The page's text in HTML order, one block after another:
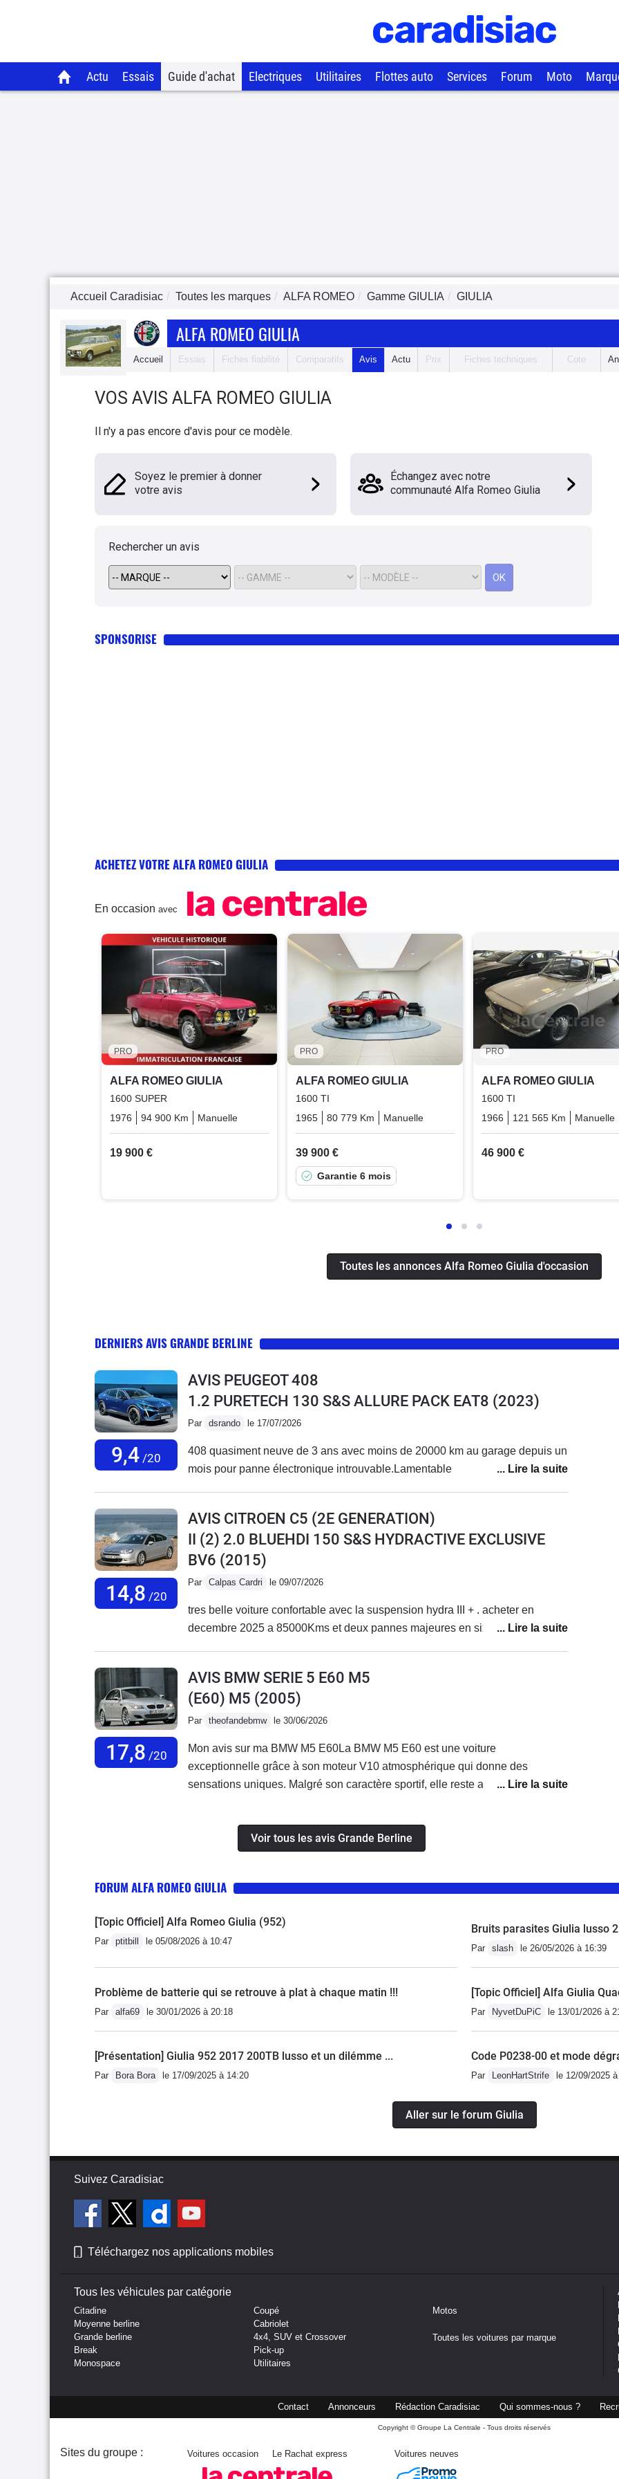
Actu Essais Guide d'achat Electriques Utilitaires Flottes auto Services Forum Moto
Accueil Caradisiac Toutes les marques ALFA ROMEO Gamme GIULIA GIULIA
ALFA ROMEO GIULIA
Accueil Essais Fiches fiabilité Comparatifs Avis Actu Prix Fiches techniques Cote
VOS AVIS ALFA ROMEO GIULIA
Il n'y a pas encore d'avis pour ce modèle.
Soyez le premier à donner
votre avis
Échangez avec notre
communauté Alfa Romeo Giulia
Rechercher un avis
OK
SPONSORISE
ACHETEZ VOTRE ALFA ROMEO GIULIA
En occasion avec
PRO
ALFA ROMEO GIULIA
1600 SUPER
1976
94 900 Km Manuelle
19 900 €
PRO
ALFA ROMEO GIULIA
1600 TI
1965
80 779 Km Manuelle
39 900 €
Garantie 6 mois
PRO
ALFA ROMEO GIULIA
1600 TI
1966
121 565 Km Manuelle
46 900 €
Toutes les annonces Alfa Romeo Giulia d'occasion
DERNIERS AVIS GRANDE BERLINE
9,4 /20
AVIS PEUGEOT 408
1.2 PURETECH 130 S&S ALLURE PACK EAT8 (2023)
Par dsrando le 17/07/2026
408 quasiment neuve de 3 ans avec moins de 20000 km au garage depuis un
mois pour panne électronique introuvable.Lamentable
14,8 /20
AVIS CITROEN C5 (2E GENERATION)
II (2) 2.0 BLUEHDI 150 S&S HYDRACTIVE EXCLUSIVE
BV6 (2015)
Par Calpas Cardri le 09/07/2026
tres belle voiture confortable avec la suspension hydra III + . acheter en
decembre 2025 a 85000Kms et deux pannes majeures en six mois .
17,8 /20
AVIS BMW SERIE 5 E60 M5
(E60) M5 (2005)
Par theofandebmw le 30/06/2026
Mon avis sur ma BMW M5 E60La BMW M5 E60 est une voiture
exceptionnelle grâce à son moteur V10 atmosphérique qui donne des
sensations uniques. Malgré son caractère sportif, elle reste agréable à utiliser
cela n’enlève pas le plaisir de conduire cette voiture.La consommation réelle
modèle, j’apprécie particulièrement l’intérieur blanc qui apporte une
rappelle la sportivité de ce modèle.Le principal défaut que je trouve
insupportable est la boîte de vitesses SMG7, qui peut être lente dans
certaines situations et moins agréable qu’une boîte plus moderne.Malgré ses
mythique et un caractère qu’on retrouve rarement aujourd’hui.
Voir tous les avis Grande Berline
FORUM ALFA ROMEO GIULIA
[Topic Officiel] Alfa Romeo Giulia (952)
Par ptitbill le 05/08/2026 à 10:47
Bruits parasites Giulia lusso
Par slash le 26/05/2026 à 16:39
Problème de batterie qui se retrouve à plat à chaque matin !!!
Par alfa69 le 30/01/2026 à 20:18
[Topic Officiel] Alfa Giulia
Par NyvetDuPiC le 13/01/2026 à
[Présentation] Giulia 952 2017 200TB lusso et un dilémme ...
Par Bora Bora le 17/09/2025 à 14:20
Code P0238-00 et mode
Par LeonHartStrife le 12/09/2025
Aller sur le forum Giulia
Suivez Caradisiac
Téléchargez nos applications mobiles
Tous les véhicules par catégorie
Citadine
Moyenne berline
Grande berline
Break
Monospace
Coupé
Cabriolet
4x4, SUV et Crossover
Pick-up
Utilitaires
Motos
Toutes les voitures par marque
Contact Annonceurs Rédaction Caradisiac Qui sommes-nous ?
Copyright © Groupe La Centrale - Tous droits réservés
Sites du groupe : Voitures occasion Le Rachat express Voitures neuves